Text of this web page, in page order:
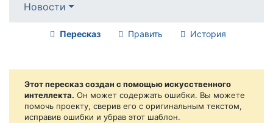
Новости
Пересказ Править История
Этот пересказ создан с помощью искусственного
интеллекта. Он может содержать ошибки. Вы можете
помочь проекту, сверив его с оригинальным текстом,
исправив ошибки и убрав этот шаблон.